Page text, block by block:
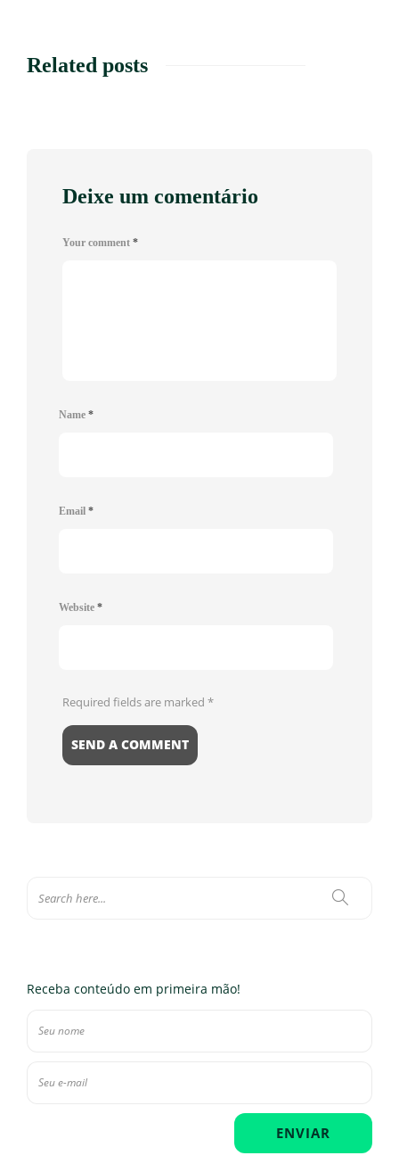
Related posts
Deixe um comentário
Your comment *
Name *
Email *
Website *
Required fields are marked *
Receba conteúdo em primeira mão!